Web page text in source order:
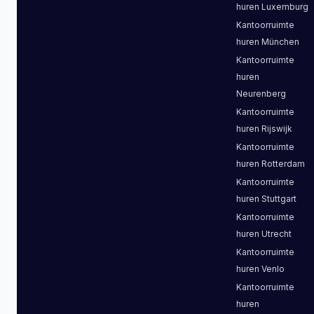
huren Luxemburg
Kantoorruimte
huren München
Kantoorruimte
huren
Neurenberg
Kantoorruimte
huren Rijswijk
Kantoorruimte
huren Rotterdam
Kantoorruimte
huren Stuttgart
Kantoorruimte
huren Utrecht
Kantoorruimte
huren Venlo
Kantoorruimte
huren